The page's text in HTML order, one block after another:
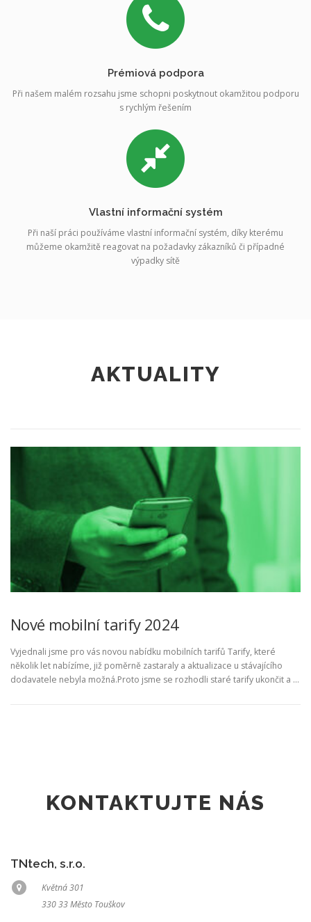
Prémiová podpora
Při našem malém rozsahu jsme schopni poskytnout okamžitou podporu
s rychlým řešením
Vlastní informační systém
Při naší práci používáme vlastní informační systém, díky kterému
můžeme okamžitě reagovat na požadavky zákazníků či případné
výpadky sítě
AKTUALITY
Nové mobilní tarify 2024
Vyjednali jsme pro vás novou nabídku mobilních tarifů Tarify, které
několik let nabízíme, již poměrně zastaraly a aktualizace u stávajícího
dodavatele nebyla možná.Proto jsme se rozhodli staré tarify ukončit a …
KONTAKTUJTE NÁS
TNtech, s.r.o.
Květná 301
330 33 Město Touškov